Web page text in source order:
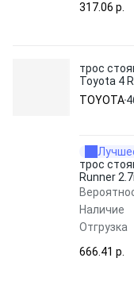
317.06 p.
трос
Toyota 4
4WD/
TOYOTA
трос
Runner
Наличие
Отгрузка
666.41 p.